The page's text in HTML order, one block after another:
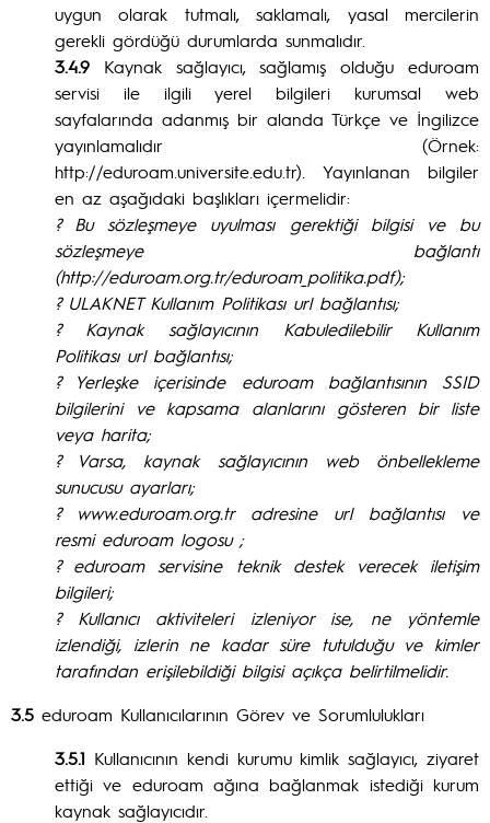
uygun olarak tutmalı, saklamalı, yasal mercilerin
gerekli gördüğü durumlarda sunmalıdır.
3.4.9 Kaynak sağlayıcı, sağlamış olduğu eduroam
servisi ile ilgili yerel bilgileri kurumsal web
sayfalarında adanmış bir alanda Türkçe ve İngilizce
yayınlamalıdır (Örnek:
http://eduroam.universite.edu.tr). Yayınlanan bilgiler
en az aşağıdaki başlıkları içermelidir:
? Bu sözleşmeye uyulması gerektiği bilgisi ve bu
sözleşmeye bağlantı
(http://eduroam.org.tr/eduroam_politika.pdf);
? ULAKNET Kullanım Politikası url bağlantısı;
? Kaynak sağlayıcının Kabuledilebilir Kullanım
Politikası url bağlantısı;
? Yerleşke içerisinde eduroam bağlantısının SSID
bilgilerini ve kapsama alanlarını gösteren bir liste
veya harita;
? Varsa, kaynak sağlayıcının web önbellekleme
sunucusu ayarları;
? www.eduroam.org.tr adresine url bağlantısı ve
resmi eduroam logosu ;
? eduroam servisine teknik destek verecek iletişim
bilgileri;
? Kullanıcı aktiviteleri izleniyor ise, ne yöntemle
izlendiği, izlerin ne kadar süre tutulduğu ve kimler
tarafından erişilebildiği bilgisi açıkça belirtilmelidir.
3.5 eduroam Kullanıcılarının Görev ve Sorumlulukları
3.5.1 Kullanıcının kendi kurumu kimlik sağlayıcı, ziyaret
ettiği ve eduroam ağına bağlanmak istediği kurum
kaynak sağlayıcıdır.